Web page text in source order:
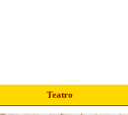
Teatro